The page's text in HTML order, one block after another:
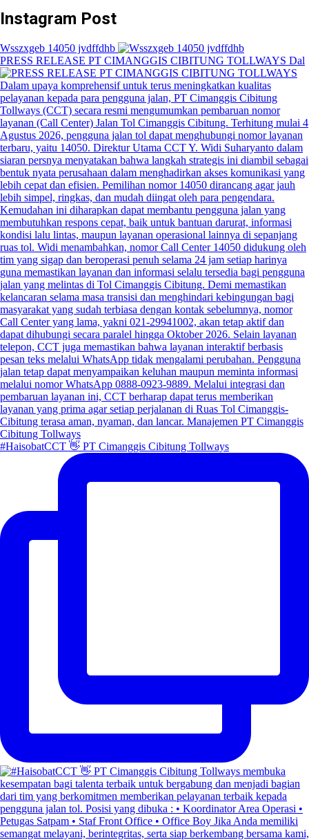
Instagram Post
Wsszxgeb 14050 jvdffdhb
PRESS RELEASE PT CIMANGGIS CIBITUNG TOLLWAYS Dal
#HaisobatCCT 👋 PT Cimanggis Cibitung Tollways